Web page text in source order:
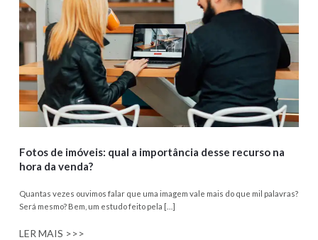
Fotos de imóveis: qual a importância desse recurso na
hora da venda?
Quantas vezes ouvimos falar que uma imagem vale mais do que mil palavras?
Será mesmo? Bem, um estudo feito pela […]
LER MAIS >>>